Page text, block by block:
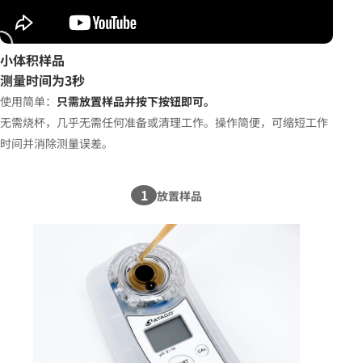
小体积样品
测量时间为3秒
使用简单： 只需放置样品并按下按钮即可。
无需烧杯，几乎无需任何准备或清理工作。操作简便，可缩短工作
时间并消除测量误差。
1 放置样品